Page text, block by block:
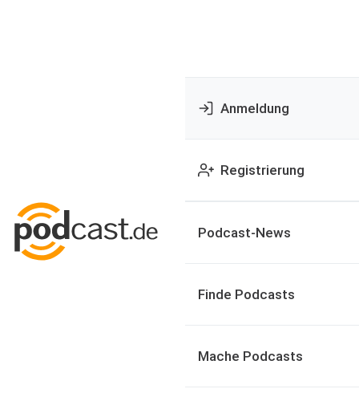
Anmeldung
Registrierung
Podcast-News
Finde Podcasts
Mache Podcasts